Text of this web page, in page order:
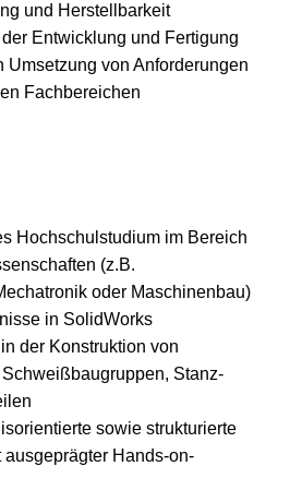
und Herstellbarkeit
Entwicklung und Fertigung
Umsetzung von Anforderungen
Fachbereichen
Hochschulstudium im Bereich
(z.B.
oder Maschinenbau)
in SolidWorks
der Konstruktion von
Stanz-
sowie strukturierte
Hands-on-